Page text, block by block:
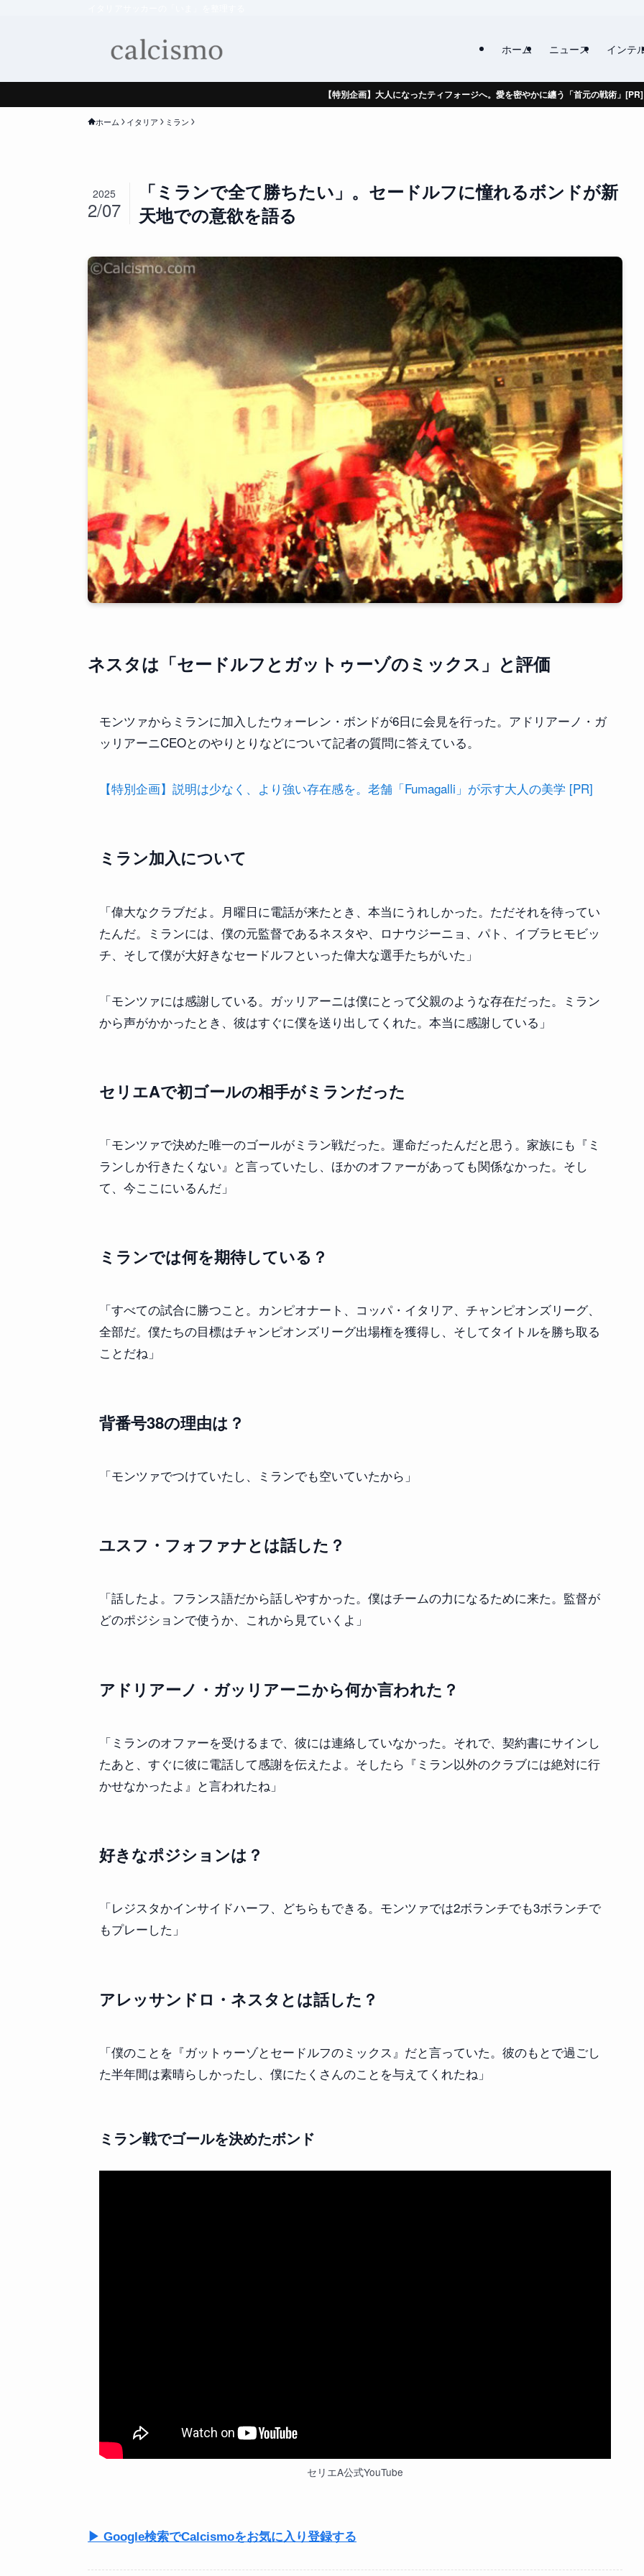
ホーム ニュース インテ
【特別企画】大人になったティフォージへ。愛を密やかに纏う「首元の戦術」[PR]
ホーム イタリア ミラン
「ミランで全て勝ちたい」。セードルフに憧れるボンドが新
天地での意欲を語る
2025
2/07
ネスタは「セードルフとガットゥーゾのミックス」と評価
モンツァからミランに加入したウォーレン・ボンドが6日に会見を行った。アドリアーノ・ガ
ッリアーニCEOとのやりとりなどについて記者の質問に答えている。
【特別企画】説明は少なく、より強い存在感を。老舗「Fumagalli」が示す大人の美学 [PR]
ミラン加入について
「偉大なクラブだよ。月曜日に電話が来たとき、本当にうれしかった。ただそれを待ってい
たんだ。ミランには、僕の元監督であるネスタや、ロナウジーニョ、パト、イブラヒモビッ
チ、そして僕が大好きなセードルフといった偉大な選手たちがいた」
「モンツァには感謝している。ガッリアーニは僕にとって父親のような存在だった。ミラン
から声がかかったとき、彼はすぐに僕を送り出してくれた。本当に感謝している」
セリエAで初ゴールの相手がミランだった
「モンツァで決めた唯一のゴールがミラン戦だった。運命だったんだと思う。家族にも『ミ
ランしか行きたくない』と言っていたし、ほかのオファーがあっても関係なかった。そし
て、今ここにいるんだ」
ミランでは何を期待している？
「すべての試合に勝つこと。カンピオナート、コッパ・イタリア、チャンピオンズリーグ、
全部だ。僕たちの目標はチャンピオンズリーグ出場権を獲得し、そしてタイトルを勝ち取る
ことだね」
背番号38の理由は？
「モンツァでつけていたし、ミランでも空いていたから」
ユスフ・フォファナとは話した？
「話したよ。フランス語だから話しやすかった。僕はチームの力になるために来た。監督が
どのポジションで使うか、これから見ていくよ」
アドリアーノ・ガッリアーニから何か言われた？
「ミランのオファーを受けるまで、彼には連絡していなかった。それで、契約書にサインし
たあと、すぐに彼に電話して感謝を伝えたよ。そしたら『ミラン以外のクラブには絶対に行
かせなかったよ』と言われたね」
好きなポジションは？
「レジスタかインサイドハーフ、どちらもできる。モンツァでは2ボランチでも3ボランチで
もプレーした」
アレッサンドロ・ネスタとは話した？
「僕のことを『ガットゥーゾとセードルフのミックス』だと言っていた。彼のもとで過ごし
た半年間は素晴らしかったし、僕にたくさんのことを与えてくれたね」
ミラン戦でゴールを決めたボンド
セリエA公式YouTube
▶ Google検索でCalcismoをお気に入り登録する